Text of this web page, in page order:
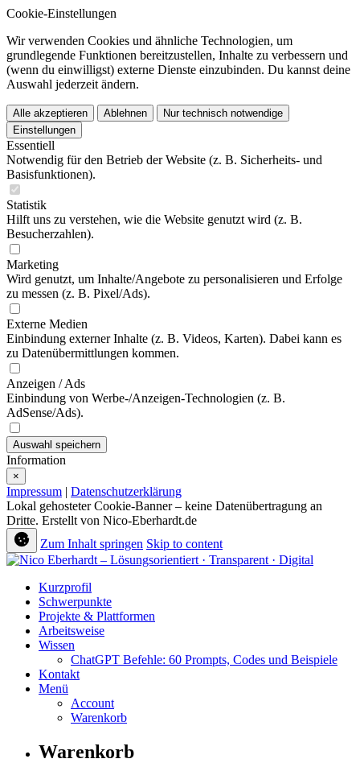
Cookie-Einstellungen
Wir verwenden Cookies und ähnliche Technologien, um
grundlegende Funktionen bereitzustellen, Inhalte zu verbessern und
(wenn du einwilligst) externe Dienste einzubinden. Du kannst deine
Auswahl jederzeit ändern.
Alle akzeptieren Ablehnen
Nur technisch notwendige
Einstellungen
Essentiell
Notwendig für den Betrieb der Website (z. B. Sicherheits- und
Basisfunktionen).
Statistik
Hilft uns zu verstehen, wie die Website genutzt wird (z. B.
Besucherzahlen).
Marketing
Wird genutzt, um Inhalte/Angebote zu personalisieren und Erfolge
zu messen (z. B. Pixel/Ads).
Externe Medien
Einbindung externer Inhalte (z. B. Videos, Karten). Dabei kann es
zu Datenübermittlungen kommen.
Anzeigen / Ads
Einbindung von Werbe-/Anzeigen-Technologien (z. B.
AdSense/Ads).
Auswahl speichern
Information
×
Impressum | Datenschutzerklärung
Lokal gehosteter Cookie-Banner – keine Datenübertragung an
Dritte. Erstellt von Nico-Eberhardt.de
Zum Inhalt springen Skip to content
Kurzprofil
Schwerpunkte
Projekte & Plattformen
Arbeitsweise
Wissen
ChatGPT Befehle: 60 Prompts, Codes und Beispiele
Kontakt
Menü
Account
Warenkorb
Warenkorb